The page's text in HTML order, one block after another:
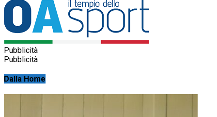
Pubblicità
Pubblicità
Dalla Home